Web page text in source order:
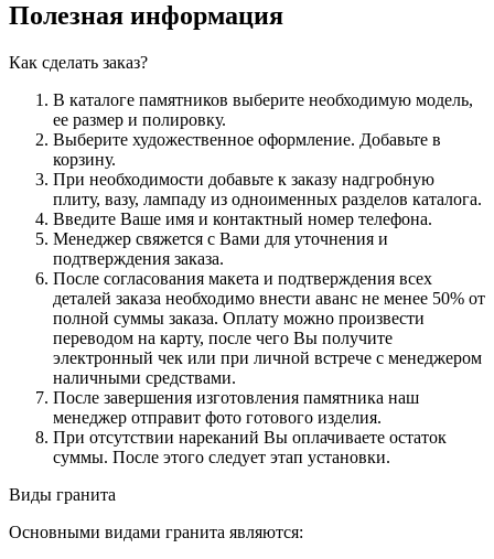
Полезная информация
Как сделать заказ?
В каталоге памятников выберите необходимую модель,
ее размер и полировку.
Выберите художественное оформление. Добавьте в
корзину.
При необходимости добавьте к заказу надгробную
плиту, вазу, лампаду из одноименных разделов каталога.
Введите Ваше имя и контактный номер телефона.
Менеджер свяжется с Вами для уточнения и
подтверждения заказа.
После согласования макета и подтверждения всех
деталей заказа необходимо внести аванс не менее 50% от
полной суммы заказа. Оплату можно произвести
переводом на карту, после чего Вы получите
электронный чек или при личной встрече с менеджером
наличными средствами.
После завершения изготовления памятника наш
менеджер отправит фото готового изделия.
При отсутствии нареканий Вы оплачиваете остаток
суммы. После этого следует этап установки.
Виды гранита
Основными видами гранита являются: